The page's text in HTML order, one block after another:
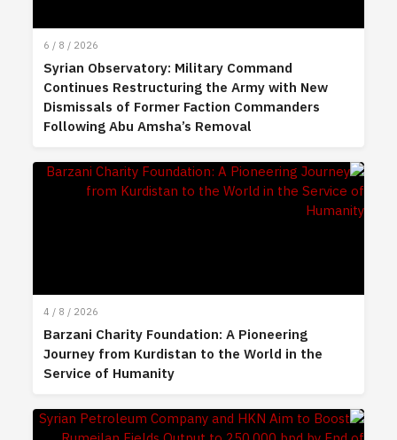
6 / 8 / 2026
Syrian Observatory: Military Command
Continues Restructuring the Army with New
Dismissals of Former Faction Commanders
Following Abu Amsha’s Removal
4 / 8 / 2026
Barzani Charity Foundation: A Pioneering
Journey from Kurdistan to the World in the
Service of Humanity